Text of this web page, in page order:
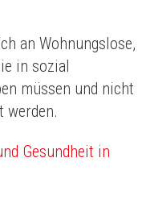
an Wohnungslose,
in sozial
müssen und nicht
werden.
Gesundheit in